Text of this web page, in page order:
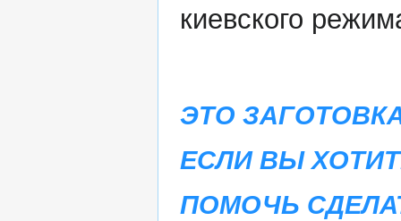
киевского
ЭТО
ЕСЛИ ВЫ
ПОМОЧЬ